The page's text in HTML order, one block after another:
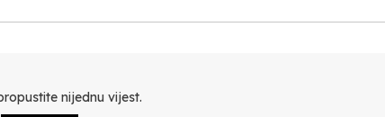
nijednu vijest.